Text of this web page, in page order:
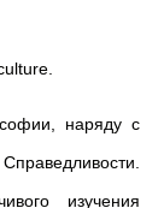
наряду с
изучения